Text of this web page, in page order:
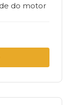
do motor